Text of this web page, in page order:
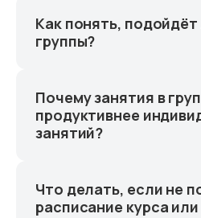
Как понять,
группы?
Почему занятия в
продуктивнее
занятий?
Что делать, если не
расписание курса